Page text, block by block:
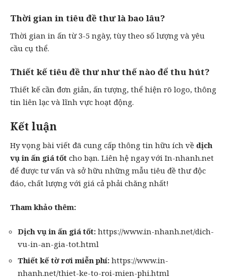
Thời gian in tiêu đề thư là bao lâu?
Thời gian in ấn từ 3-5 ngày, tùy theo số lượng và yêu
cầu cụ thể.
Thiết kế tiêu đề thư như thế nào để thu hút?
Thiết kế cần đơn giản, ấn tượng, thể hiện rõ logo, thông
tin liên lạc và lĩnh vực hoạt động.
Kết luận
Hy vọng bài viết đã cung cấp thông tin hữu ích về dịch
vụ in ấn giá tốt cho bạn. Liên hệ ngay với In-nhanh.net
để được tư vấn và sở hữu những mẫu tiêu đề thư độc
đáo, chất lượng với giá cả phải chăng nhất!
Tham khảo thêm:
Dịch vụ in ấn giá tốt: https://www.in-nhanh.net/dich-
vu-in-an-gia-tot.html
Thiết kếtờ rơimiễn phí: https://www.in-
nhanh.net/thiet-ke-to-roi-mien-phi.html